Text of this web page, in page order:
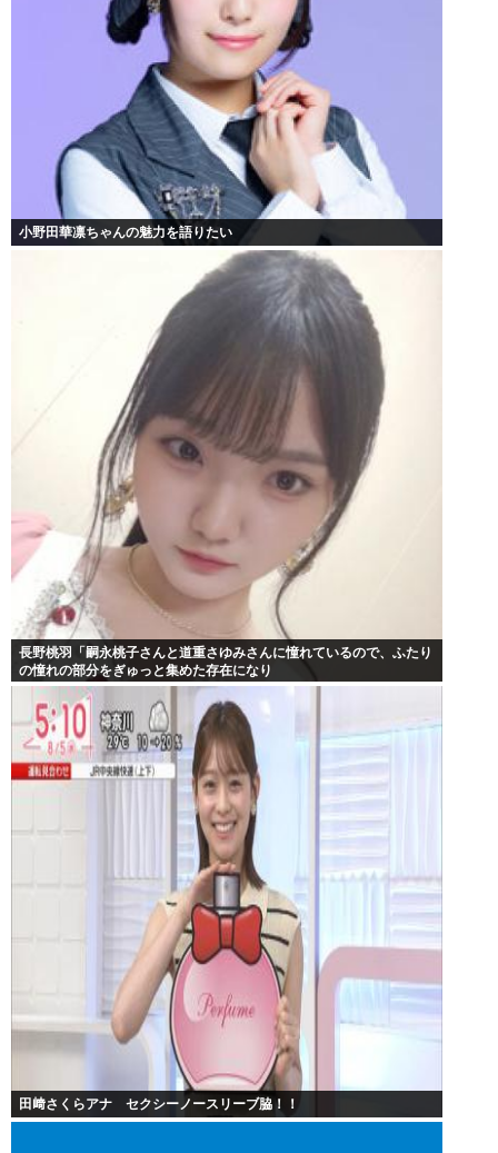
小野田華凛ちゃんの魅力を語りたい
長野桃羽「嗣永桃子さんと道重さゆみさんに憧れているので、ふたり
の憧れの部分をぎゅっと集めた存在になり
田﨑さくらアナ セクシーノースリーブ脇！！